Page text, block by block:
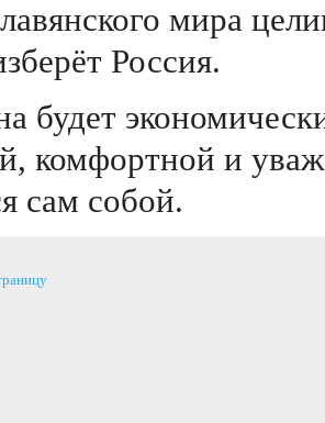
мира
Россия.
будет
комфортной и
сам собой.